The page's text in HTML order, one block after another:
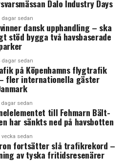
den vanliga styrelsen över
styrelse med lokala personer
vet vem man ska ha fatt i, sade
finns skillnader mellan
styrelsearbetet, bland
och hur ledamöterna till
Ahlenius Pallesen att den
som är en arbetsgrupp som
årsstämman om vem som ska
aktuell även för de andra
Dalo Industry Days
dagar sedan
dansk upphandling – ska
stöd bygga två havsbaserade
dagar sedan
på Köpenhamns flygtrafik
fler internationella gäster
dagar sedan
till Fehmarn Bält-
har sänkts ned på havsbotten
vecka sedan
fortsätter slå trafikrekord –
av tyska fritidsresenärer